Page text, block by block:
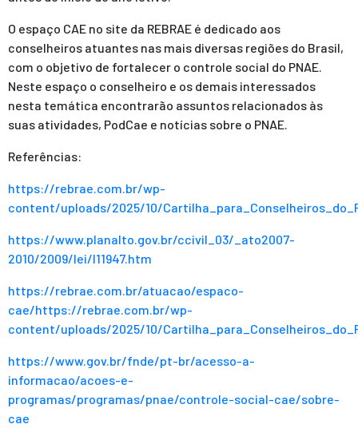
O espaço CAE no site da REBRAE é dedicado aos
conselheiros atuantes nas mais diversas regiões do Brasil,
com o objetivo de fortalecer o controle social do PNAE.
Neste espaço o conselheiro e os demais interessados
nesta temática encontrarão assuntos relacionados às
suas atividades, PodCae e notícias sobre o PNAE.
Referências:
https://rebrae.com.br/wp-
content/uploads/2025/10/
https://www.planalto.gov.br/ccivil_03/_ato2007-
2010/2009/lei/l11947.htm
https://rebrae.com.br/atuacao/espaco-
cae/https://rebrae.com.br/wp-
content/uploads/2025/10/
https://www.gov.br/fnde/pt-br/acesso-a-
informacao/acoes-e-
programas/programas/pnae/controle-social-cae/sobre-
cae